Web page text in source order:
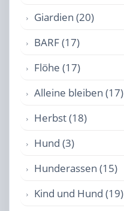
Giardien (20)
BARF (17)
Flöhe (17)
Alleine bleiben (17)
Herbst (18)
Hund (3)
Hunderassen (15)
Kind und Hund (19)